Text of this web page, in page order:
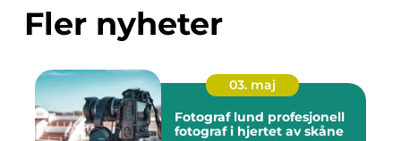
Fler nyheter
03. maj
Fotograf lund profesjonell
fotograf i hjertet av skåne